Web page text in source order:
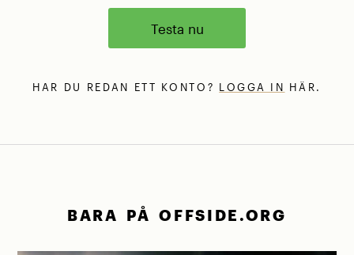
Testa nu
HAR DU REDAN ETT KONTO? LOGGA IN HÄR.
BARA PÅ OFFSIDE.ORG